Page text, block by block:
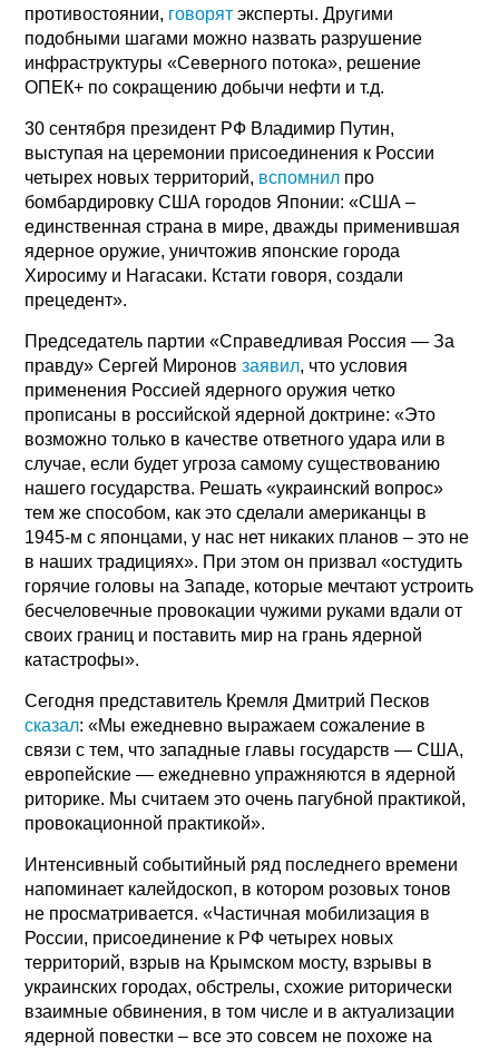
противостоянии, говорят эксперты. Другими
подобными шагами можно назвать разрушение
инфраструктуры «Северного потока», решение
ОПЕК+ по сокращению добычи нефти и т.д.
30 сентября президент РФ Владимир Путин,
выступая на церемонии присоединения к России
четырех новых территорий, вспомнил про
бомбардировку США городов Японии: «США –
единственная страна в мире, дважды применившая
ядерное оружие, уничтожив японские города
Хиросиму и Нагасаки. Кстати говоря, создали
прецедент».
Председатель партии «Справедливая Россия — За
правду» Сергей Мироновзаявил, что условия
применения Россией ядерного оружия четко
прописаны в российской ядерной доктрине: «Это
возможно только в качестве ответного удара или в
случае, если будет угроза самому существованию
нашего государства. Решать «украинский вопрос»
тем же способом, как это сделали американцы в
1945-м с японцами, у нас нет никаких планов – это не
в наших традициях». При этом он призвал «остудить
горячие головы на Западе, которые мечтают устроить
бесчеловечные провокации чужими руками вдали от
своих границ и поставить мир на грань ядерной
катастрофы».
Сегодня представитель Кремля Дмитрий Песков
сказал: «Мы ежедневно выражаем сожаление в
связи с тем, что западные главы государств — США,
европейские — ежедневно упражняются в ядерной
риторике. Мы считаем это очень пагубной практикой,
провокационной практикой».
Интенсивный событийный ряд последнего времени
напоминает калейдоскоп, в котором розовых тонов
не просматривается. «Частичная мобилизация в
России, присоединение к РФ четырех новых
территорий, взрыв на Крымском мосту, взрывы в
украинских городах, обстрелы, схожие риторически
взаимные обвинения, в том числе и в актуализации
ядерной повестки – все это совсем не похоже на